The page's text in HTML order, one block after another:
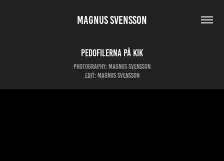
MAGNUS SVENSSON
Pedofilerna på KIK
Photography: Magnus Svensson
Edit: Magnus Svensson